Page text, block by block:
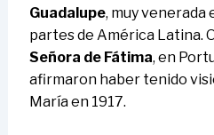
Guadalupe, muy venerada
partes de América Latina.
Señora de Fátima, en
afirmaron haber tenido
María en 1917.